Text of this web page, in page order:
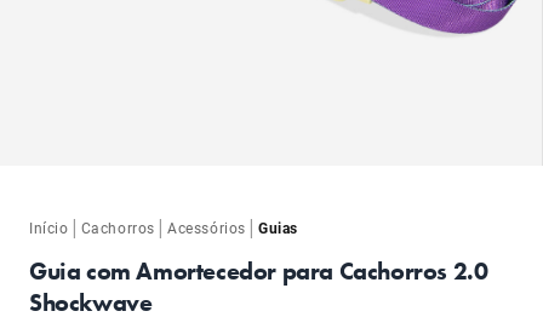
Início | Cachorros |Acessórios |Guias
Guia com Amortecedor para Cachorros 2.0
Shockwave